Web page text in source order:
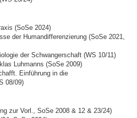
(SoSe 2024)
der Humandifferenzierung (SoSe 2021,
der Schwangerschaft (WS 10/11)
Luhmanns (SoSe 2009)
Einführung in die
08/09)
zur Vorl., SoSe 2008 & 12 & 23/24)